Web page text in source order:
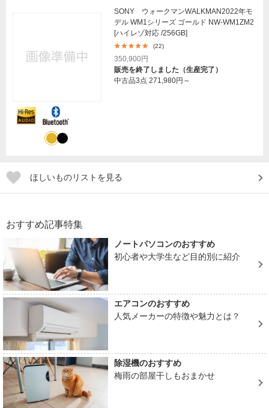
SONY ウォークマンWALKMAN2022年モ
デル WM1シリーズ ゴールド NW-WM1ZM2
[ハイレゾ対応 /256GB]
(22)
350,900円
販売を終了しました（生産完了）
中古品3点 271,980円～
ほしいものリストを見る
おすすめ記事特集
ノートパソコンのおすすめ
初心者や大学生など目的別に紹介
エアコンのおすすめ
人気メーカーの特徴や魅力とは？
除湿機のおすすめ
梅雨の部屋干しもおまかせ